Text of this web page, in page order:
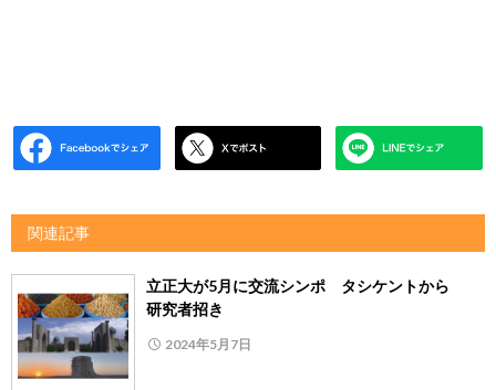
関連記事
立正大が5月に交流シンポ タシケントから
研究者招き
2024年5月7日